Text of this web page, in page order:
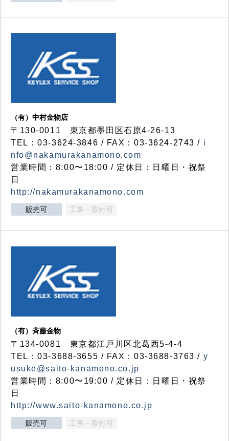
（有）中村金物店
〒130-0011 東京都墨田区石原4-26-13
TEL：03-3624-3846 / FAX：03-3624-2743 / i
nfo@nakamurakanamono.com
営業時間：8:00〜18:00 / 定休日：日曜日・祝祭
日
http://nakamurakanamono.com
販売可 工事・取付可
（有）斉藤金物
〒134-0081 東京都江戸川区北葛西5-4-4
TEL：03-3688-3655 / FAX：03-3688-3763 / y
usuke@saito-kanamono.co.jp
営業時間：8:00〜19:00 / 定休日：日曜日・祝祭
日
http://www.saito-kanamono.co.jp
販売可 工事・取付可